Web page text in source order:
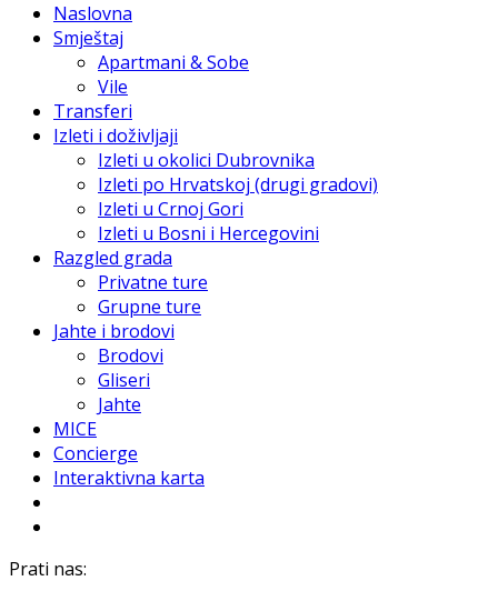
Naslovna
Smještaj
Apartmani & Sobe
Vile
Transferi
Izleti i doživljaji
Izleti u okolici Dubrovnika
Izleti po Hrvatskoj (drugi gradovi)
Izleti u Crnoj Gori
Izleti u Bosni i Hercegovini
Razgled grada
Privatne ture
Grupne ture
Jahte i brodovi
Brodovi
Gliseri
Jahte
MICE
Concierge
Interaktivna karta
Prati nas: